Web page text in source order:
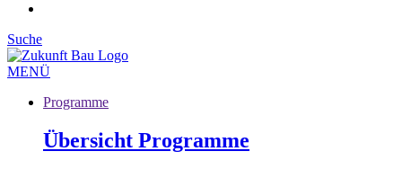
Suche
MENÜ
Programme
Übersicht Programme